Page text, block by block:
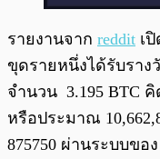
รายงานจาก reddit เ
ขุดรายหนึ่งได้รับราง
จำนวน 3.195 BTC
หรือประมาณ
875750 ผ่านระบบขอ